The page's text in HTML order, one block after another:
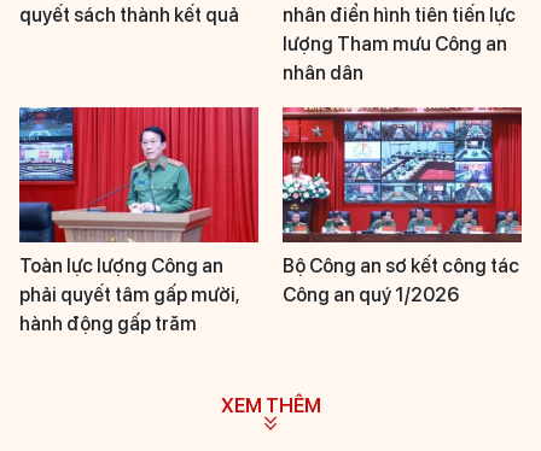
quyết sách thành kết quả
nhân điển hình tiên tiến lực
lượng Tham mưu Công an
nhân dân
Toàn lực lượng Công an
phải quyết tâm gấp mười,
hành động gấp trăm
Bộ Công an sơ kết công tác
Công an quý 1/2026
XEM THÊM